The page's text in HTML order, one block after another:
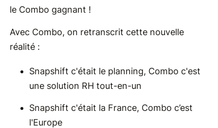
le Combo gagnant !
Avec Combo, on retranscrit cette nouvelle
réalité :
Snapshift c'était le planning, Combo c'est
une solution RH tout-en-un
Snapshift c'était la France, Combo c’est
l'Europe